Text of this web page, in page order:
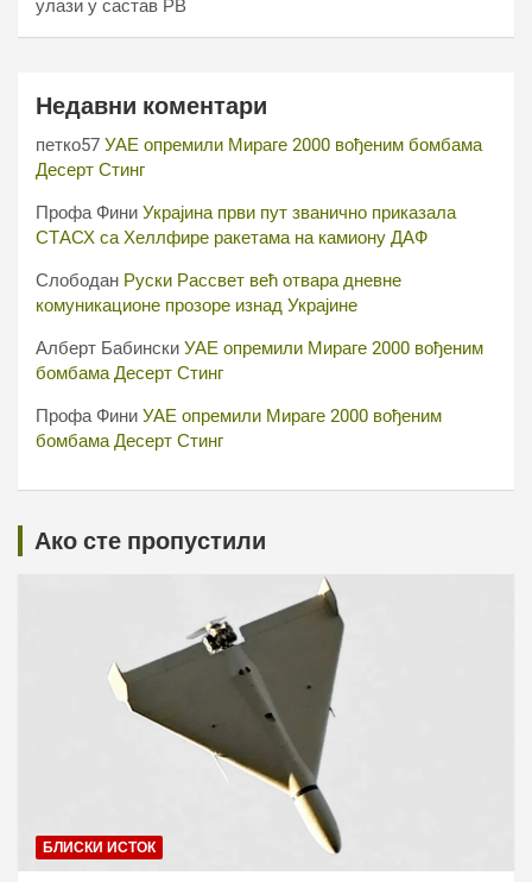
улази у састав РВ
Недавни коментари
петко57 УАЕ опремили Мираге 2000 вођеним бомбама
Десерт Стинг
Профа Фини Украјина први пут званично приказала
СТАСХ са Хеллфире ракетама на камиону ДАФ
Слободан Руски Рассвет већ отвара дневне
комуникационе прозоре изнад Украјине
Алберт Бабински УАЕ опремили Мираге 2000 вођеним
бомбама Десерт Стинг
Профа Фини УАЕ опремили Мираге 2000 вођеним
бомбама Десерт Стинг
Ако сте пропустили
БЛИСКИ ИСТОК